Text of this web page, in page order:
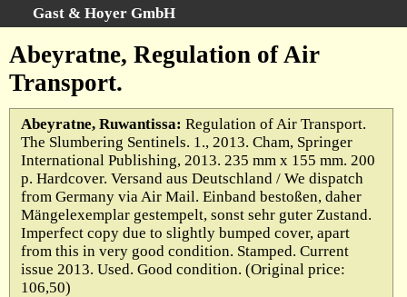
Gast & Hoyer GmbH
Startseite
Erweiterte Suche
Kategorien
Schlagwörter
Gesamtbestand
Warenkorb
AGB
Widerruf
Datenschutz
Abeyratne, Regulation of Air
Transport.
Abeyratne, Ruwantissa: Regulation of Air Transport.
The Slumbering Sentinels. 1., 2013. Cham, Springer
International Publishing, 2013. 235 mm x 155 mm. 200
p. Hardcover. Versand aus Deutschland / We dispatch
from Germany via Air Mail. Einband bestoßen, daher
Mängelexemplar gestempelt, sonst sehr guter Zustand.
Imperfect copy due to slightly bumped cover, apart
from this in very good condition. Stamped. Current
issue 2013. Used. Good condition. (Original price:
106,50)